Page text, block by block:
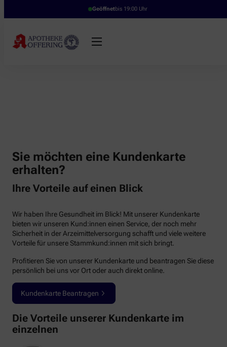
Geöffnetbis 19:00 Uhr
Sie möchten eine Kundenkarte
erhalten?
Ihre Vorteile auf einen Blick
Wir haben Ihre Gesundheit im Blick! Mit unserer Kundenkarte
bieten wir unseren Kund:innen einen Service, der noch mehr
Sicherheit in der Arzeimittelversorgung schafft und viele weitere
Vorteile für unsere Stammkund:innen mit sich bringt.
Profitieren Sie von unserer Kundenkarte und beantragen Sie diese
persönlich bei uns vor Ort oder auch direkt online.
Kundenkarte Beantragen
Die Vorteile unserer Kundenkarte im
einzelnen